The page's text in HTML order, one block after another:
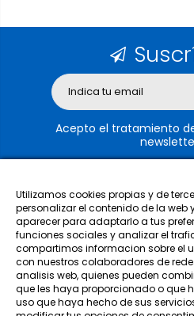
Acepto el tratamiento
Nuestra empresa
Categorías
Utilizamos cookies propias y de
personalizar el contenido de la
aparecer para adaptarlo a tus
funciones sociales y analizar el
compartimos informacion sobre el
con nuestros colaboradores de
analisis web, quienes pueden
que les haya proporcionado o que
uso que haya hecho de sus